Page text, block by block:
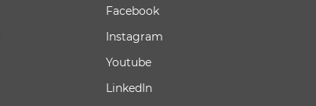
Facebook
Instagram
Youtube
LinkedIn